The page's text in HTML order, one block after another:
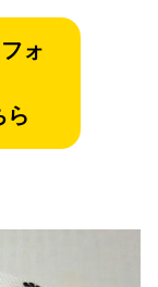
ォ
ら